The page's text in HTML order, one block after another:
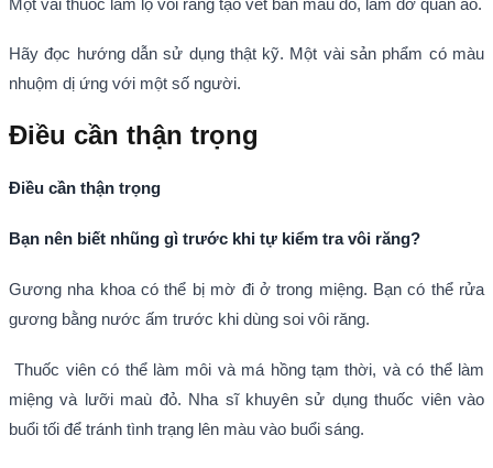
Hãy đọc hướng dẫn sử dụng thật kỹ. Một vài sản phẩm có màu
nhuộm dị ứng với một số người.
Điều cần thận trọng
Điều cần thận trọng
Bạn nên biết nhũng gì trước khi tự kiểm tra vôi răng?
Gương nha khoa có thể bị mờ đi ở trong miệng. Bạn có thể rửa
gương bằng nước ấm trước khi dùng soi vôi răng.
Thuốc viên có thể làm môi và má hồng tạm thời, và có thể làm
miệng và lưỡi maù đỏ. Nha sĩ khuyên sử dụng thuốc viên vào
buổi tối để tránh tình trạng lên màu vào buổi sáng.